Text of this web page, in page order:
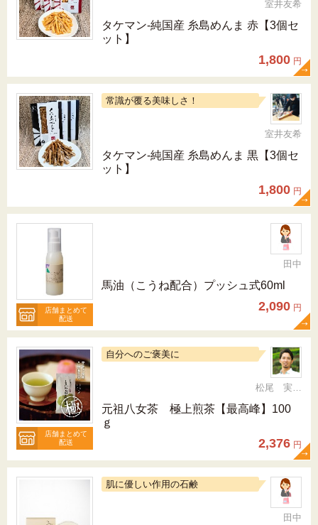
室井友希
タケマン-純国産 糸島めんま 赤【3個セ
ット】
1,800 円
常識が覆る美味しさ！
室井友希
タケマン-純国産 糸島めんま 黒【3個セ
ット】
1,800 円
店舗まとめて
配送
田中
馬油（こうね配合）プッシュ式60ml
2,090 円
店舗まとめて
配送
自分へのご褒美に
松尾 実 （三十五代目、日本茶インストラクター）
元祖八女茶 極上煎茶【最高峰】100
ｇ
2,376 円
肌に優しい作用の石鹸
田中